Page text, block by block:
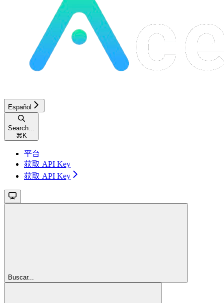
Español
Search...
⌘ K
平台
获取 API Key
获取 API Key
Buscar...